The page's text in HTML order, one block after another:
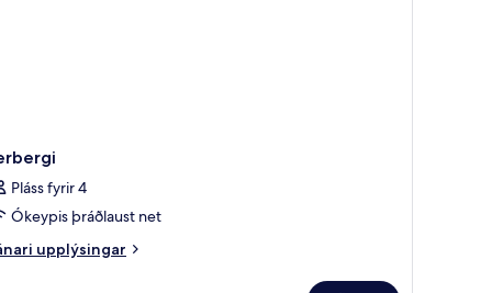
Pláss fyrir 4
Ókeypis þráðlaust net
upplýsingar